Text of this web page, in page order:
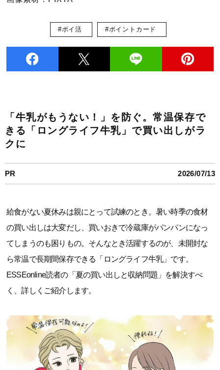
#ポイ活 #ポイントカード
「牛乳がもうない！」を防ぐ。常温保存で
きる「ロングライフ牛乳」で買い出しがラ
クに
PR 2026/07/13
給食がない夏休みは親にとって試練のとき。暑い時季の食材
の買い出しは大変だし、買いおきで冷蔵庫がパンパンになっ
てしまうのも困りもの。そんなとき活躍するのが、未開封な
ら常温で長期間保存できる「ロングライフ牛乳」です。
ESSEonline読者の「夏の買い出しと収納問題」を解決すべ
く、詳しくご紹介します。